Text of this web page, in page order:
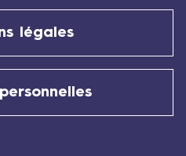
légales